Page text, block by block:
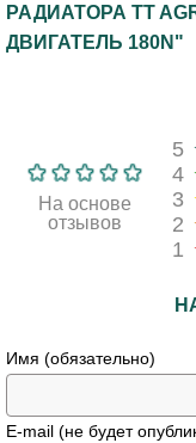
РАДИАТОРА TT
ДВИГАТЕЛЬ 180N"
На основе
отзывов
5
4
3
2
1
Имя (обязательно)
E-mail (не будет